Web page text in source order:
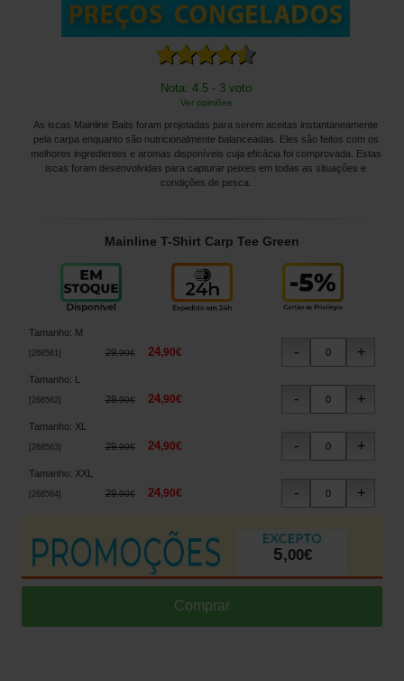
Nota: 4.5 - 3 voto
Ver opiniões
As iscas Mainline Baits foram projetadas para serem aceitas instantaneamente
pela carpa enquanto são nutricionalmente balanceadas. Eles são feitos com os
melhores ingredientes e aromas disponíveis cuja eficácia foi comprovada. Estas
iscas foram desenvolvidas para capturar peixes em todas as situações e
condições de pesca.
Mainline T-Shirt Carp Tee Green
Tamanho: M
268561 ] 29,90€ 24,90€
Tamanho:
268562] 29,90€ 24,90€
Tamanho: XL
268563 ] 29,90€ 24,90€
Tamanho: XXL
268564] 29,90€ 24,90€
5,00€